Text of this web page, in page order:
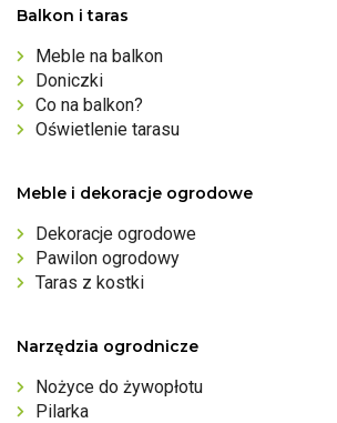
Balkon i taras
Meble na balkon
Doniczki
Co na balkon?
Oświetlenie tarasu
Meble i dekoracje ogrodowe
Dekoracje ogrodowe
Pawilon ogrodowy
Taras z kostki
Narzędzia ogrodnicze
Nożyce do żywopłotu
Pilarka